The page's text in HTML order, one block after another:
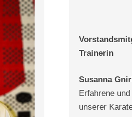
Trainerin
Susanna
Erfahrene
unserer